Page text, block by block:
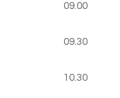
09.00
09.30
10.30